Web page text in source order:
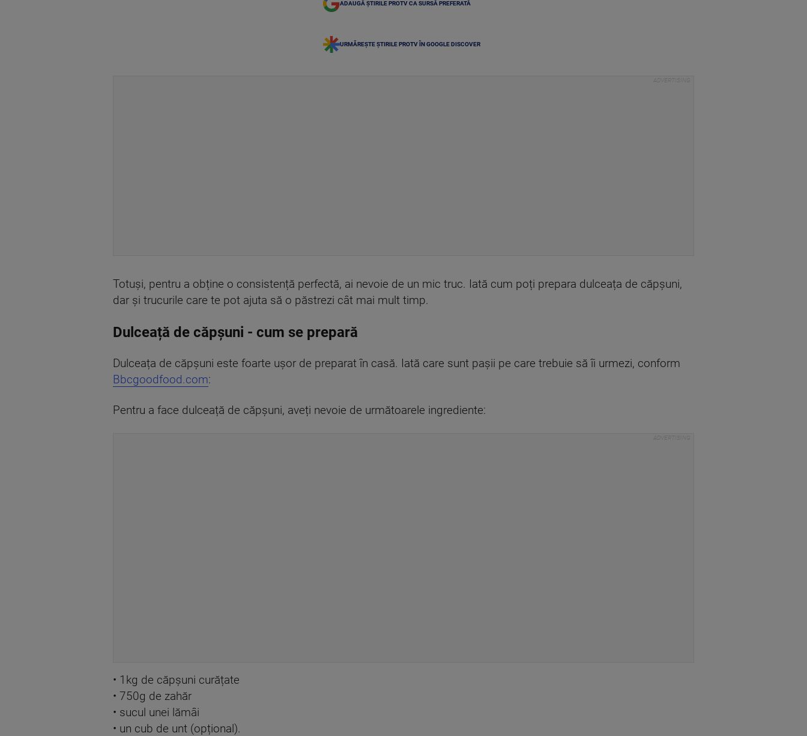
ADAUGĂ ȘTIRILE PROTV CA SURSĂ PREFERATĂ
URMĂREȘTE ȘTIRILE PROTV ÎN GOOGLE DISCOVER
Totuși, pentru a obține o consistență perfectă, ai nevoie de un mic truc. Iată cum poți prepara dulceața de căpșuni,
dar și trucurile care te pot ajuta să o păstrezi cât mai mult timp.
Dulceață de căpșuni - cum se prepară
Dulceața de căpșuni este foarte ușor de preparat în casă. Iată care sunt pașii pe care trebuie să îi urmezi, conform
Bbcgoodfood.com:
Pentru a face dulceață de căpșuni, aveți nevoie de următoarele ingrediente:
• 1kg de căpșuni curățate
• 750g de zahăr
• sucul unei lămâi
• un cub de unt (opțional).